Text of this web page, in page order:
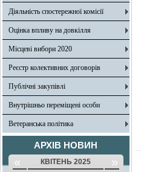
Діяльність спостережної комісії
Оцінка впливу на довкілля
Місцеві вибори 2020
Реєстр колективних договорів
Публічні закупівлі
Внутрішньо переміщені особи
Ветеранська політика
АРХІВ НОВИН
« КВІТЕНЬ 2025 »